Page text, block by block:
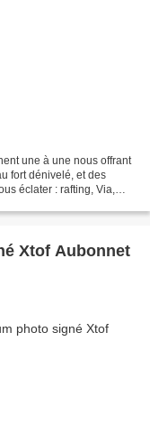
une à une nous offrant
fort dénivelé, et des
éclater : rafting, Via,
Xtof Aubonnet